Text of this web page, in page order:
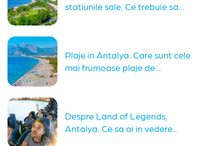
statiunile sale. Ce trebuie sa...
Plaje in Antalya. Care sunt cele
mai frumoase plaje de...
Despre Land of Legends,
Antalya. Ce sa ai in vedere...